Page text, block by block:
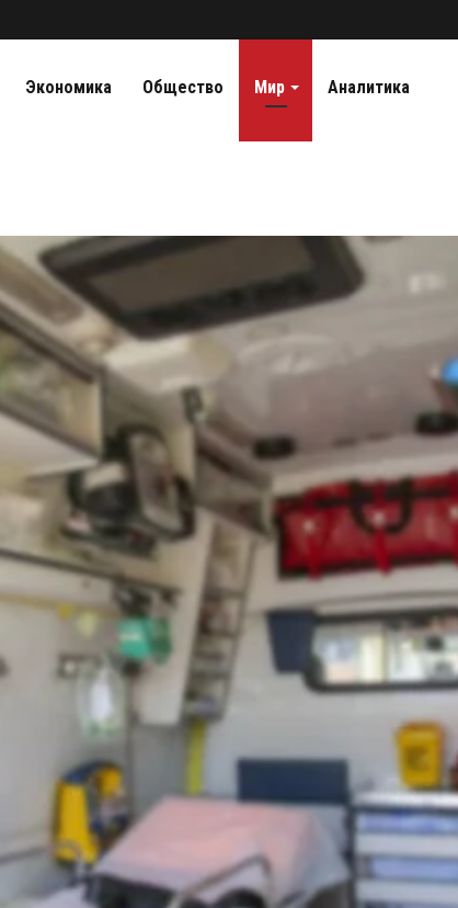
Экономика Общество Мир Аналитика